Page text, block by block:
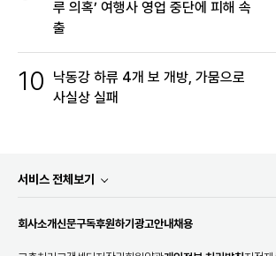
루 의혹’ 여행사 영업 중단에 피해 속
출
10
낙동강 하류 4개 보 개방, 가뭄으로
사실상 실패
서비스 전체보기
회사소개신문구독후원하기 광고안내채용